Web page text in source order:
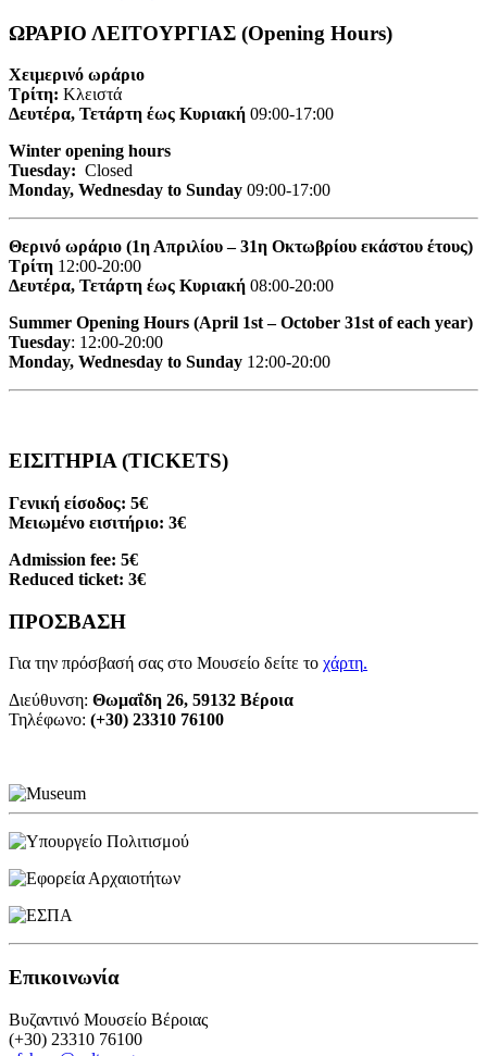
ΩΡΑΡΙΟ ΛΕΙΤΟΥΡΓΙΑΣ (Opening Hours)
Χειμερινό ωράριο
Τρίτη: Κλειστά
Δευτέρα, Τετάρτη έως Κυριακή 09:00-17:00
Winter opening hours
Tuesday: Closed
Monday, Wednesday to Sunday 09:00-17:00
Θερινό ωράριο (1η Απριλίου – 31η Οκτωβρίου εκάστου έτους)
Τρίτη 12:00-20:00
Δευτέρα, Τετάρτη έως Κυριακή 08:00-20:00
Summer Opening Hours (April 1st – October 31st of each year)
Tuesday: 12:00-20:00
Monday, Wednesday to Sunday 12:00-20:00
ΕΙΣΙΤΗΡΙΑ (TICKETS)
Γενική είσοδος: 5€
Μειωμένο εισιτήριο: 3€
Admission fee: 5€
Reduced ticket: 3€
ΠΡΟΣΒΑΣΗ
Για την πρόσβασή σας στο Μουσείο δείτε το χάρτη.
Διεύθυνση: Θωμαΐδη 26, 59132 Βέροια
Τηλέφωνο: (+30) 23310 76100
Επικοινωνία
Βυζαντινό Μουσείο Βέροιας
(+30) 23310 76100